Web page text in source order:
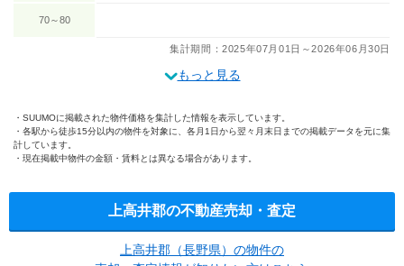
70～80
集計期間：2025年07月01日～2026年06月30日
もっと見る
SUUMOに掲載された物件価格を集計した情報を表示しています。
各駅から徒歩15分以内の物件を対象に、各月1日から翌々月末日までの掲載データを元に集
計しています。
現在掲載中物件の金額・賃料とは異なる場合があります。
上高井郡の不動産売却・査定
上高井郡（長野県）の物件の